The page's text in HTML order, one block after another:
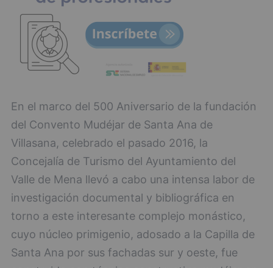
En el marco del 500 Aniversario de la fundación
del Convento Mudéjar de Santa Ana de
Villasana, celebrado el pasado 2016, la
Concejalía de Turismo del Ayuntamiento del
Valle de Mena llevó a cabo una intensa labor de
investigación documental y bibliográfica en
torno a este interesante complejo monástico,
cuyo núcleo primigenio, adosado a la Capilla de
Santa Ana por sus fachadas sur y oeste, fue